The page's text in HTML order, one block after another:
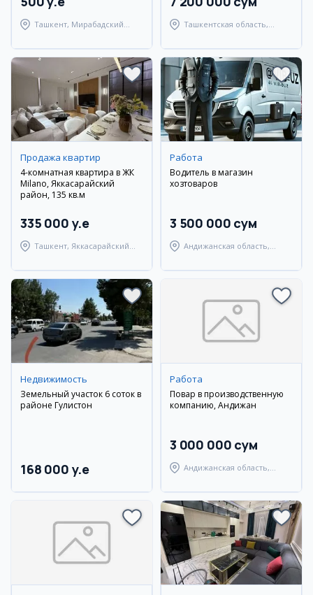
Ташкент, Мирабадский
Ташкентская область,
Продажа квартир
4-комнатная квартира в ЖК
Milano, Яккасарайский
район, 135 кв.м
335 000 y.e
Ташкент, Яккасарайский
Работа
Водитель в магазин
хозтоваров
3 500 000 сум
Андижанская область,
Недвижимость
Земельный участок 6 соток в
районе Гулистон
168 000 y.e
Работа
Повар в производственную
компанию, Андижан
3 000 000 сум
Андижанская область,